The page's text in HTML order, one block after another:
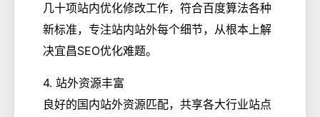
几十项站内优化修改工作，符合百度算法各种
新标准，专注站内站外每个细节，从根本上解
决宜昌SEO优化难题。
4. 站外资源丰富
良好的国内站外资源匹配，共享各大行业站点